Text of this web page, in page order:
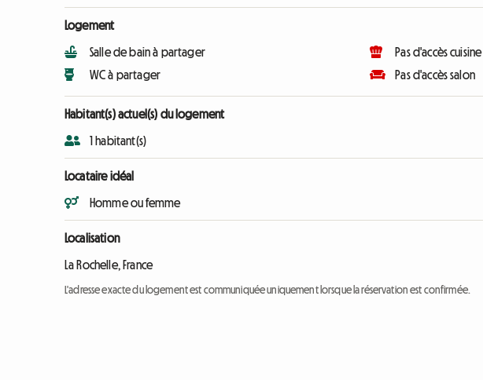
Logement
Salle de bain à partager
WC à partager
Pas d'accès cuisine
Pas d'accès salon
Habitant(s) actuel(s) du logement
1 habitant(s)
Locataire idéal
Homme ou femme
Localisation
La Rochelle, France
L'adresse exacte du logement est communiquée uniquement lorsque la réservation est confirmée.